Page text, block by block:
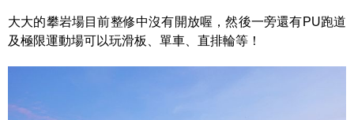
大大的攀岩場目前整修中沒有開放喔，然後一旁還有PU跑道
及極限運動場可以玩滑板、單車、直排輪等！